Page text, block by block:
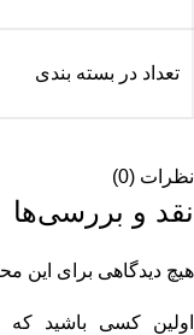
تعداد در بسته بندی
نظرات (0)
نقد و بررسی‌ها
هیچ دیدگاهی برای این
اولین کسی باشید